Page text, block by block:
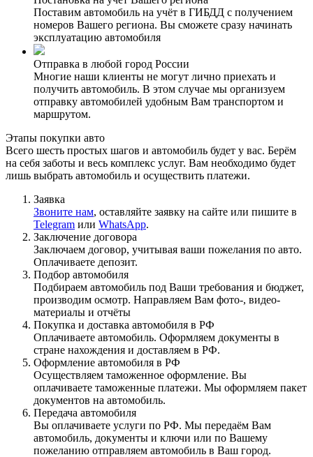
Поставим автомобиль на учёт в ГИБДД с получением
номеров Вашего региона. Вы сможете сразу начинать
эксплуатацию автомобиля
Отправка в любой город России
Многие наши клиенты не могут лично приехать и
получить автомобиль. В этом случае мы организуем
отправку автомобилей удобным Вам транспортом и
маршрутом.
Этапы покупки авто
Всего шесть простых шагов и автомобиль будет у вас. Берём
на себя заботы и весь комплекс услуг. Вам необходимо будет
лишь выбрать автомобиль и осуществить платежи.
Заявка
Звоните нам, оставляйте заявку на сайте или пишите в
Telegram или WhatsApp.
Заключение договора
Заключаем договор, учитывая ваши пожелания по авто.
Оплачиваете депозит.
Подбор автомобиля
Подбираем автомобиль под Ваши требования и бюджет,
производим осмотр. Направляем Вам фото-, видео-
материалы и отчёты
Покупка и доставка автомобиля в РФ
Оплачиваете автомобиль. Оформляем документы в
стране нахождения и доставляем в РФ.
Оформление автомобиля в РФ
Осуществляем таможенное оформление. Вы
оплачиваете таможенные платежи. Мы оформляем пакет
документов на автомобиль.
Передача автомобиля
Вы оплачиваете услуги по РФ. Мы передаём Вам
автомобиль, документы и ключи или по Вашему
пожеланию отправляем автомобиль в Ваш город.